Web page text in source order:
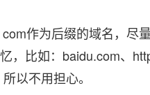
作为后缀的域名，尽
，比如：baidu.com、
所以不用担心。